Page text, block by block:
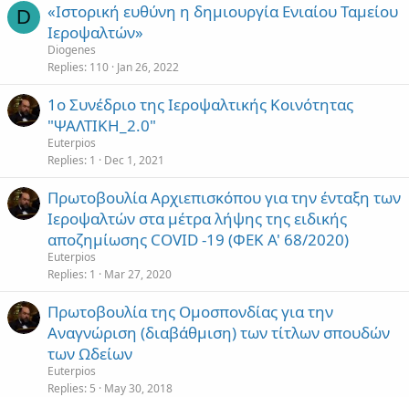
D
«Iστορική ευθύνη η δημιουργία Ενιαίου Ταμείου
Ιεροψαλτών»
Diogenes
Replies 110 Jan 26, 2022
1ο Συνέδριο της Ιεροψαλτικής Κοινότητας
"ΨΑΛΤΙΚΗ_2.0"
Euterpios
Replies 1 Dec 1, 2021
Πρωτοβουλία Αρχιεπισκόπου για την ένταξη των
Ιεροψαλτών στα μέτρα λήψης της ειδικής
αποζημίωσης COVID -19 (ΦΕΚ Α' 68/2020)
Euterpios
Replies 1 Mar 27, 2020
Πρωτοβουλία της Ομοσπονδίας για την
Αναγνώριση (διαβάθμιση) των τίτλων σπουδών
των Ωδείων
Euterpios
Replies 5 May 30, 2018